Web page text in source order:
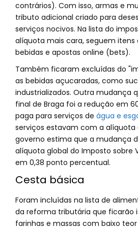
contrários). Com isso, armas e
tributo adicional criado para
serviços nocivos. Na lista do
alíquota mais cara, seguem itens
bebidas e apostas online (bets).
Também ficaram excluídas do
as bebidas açucaradas, como
industrializados. Outra mudança
final de Braga foi a redução em
paga para serviços de água e
serviços estavam com a alíquota
governo estima que a mudança
alíquota global do Imposto sobre
em 0,38 ponto percentual.
Cesta básica
Foram incluídas na lista de
da reforma tributária que ficarão
farinhas e massas com baixo